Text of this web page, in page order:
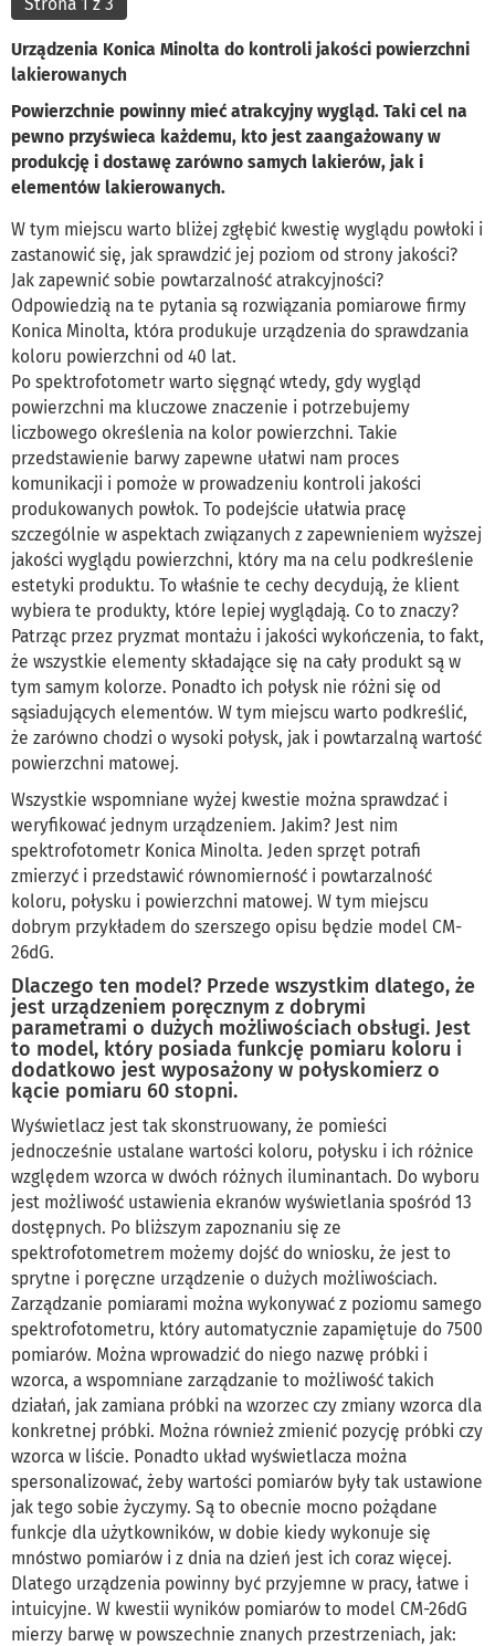
Urządzenia Konica Minolta do kontroli jakości powierzchni
lakierowanych
Powierzchnie powinny mieć atrakcyjny wygląd. Taki cel na
pewno przyświeca każdemu, kto jest zaangażowany w
produkcję i dostawę zarówno samych lakierów, jak i
elementów lakierowanych.
W tym miejscu warto bliżej zgłębić kwestię wyglądu powłoki i
zastanowić się, jak sprawdzić jej poziom od strony jakości?
Jak zapewnić sobie powtarzalność atrakcyjności?
Odpowiedzią na te pytania są rozwiązania pomiarowe firmy
Konica Minolta, która produkuje urządzenia do sprawdzania
koloru powierzchni od 40 lat.
Po spektrofotometr warto sięgnąć wtedy, gdy wygląd
powierzchni ma kluczowe znaczenie i potrzebujemy
liczbowego określenia na kolor powierzchni. Takie
przedstawienie barwy zapewne ułatwi nam proces
komunikacji i pomoże w prowadzeniu kontroli jakości
produkowanych powłok. To podejście ułatwia pracę
szczególnie w aspektach związanych z zapewnieniem wyższej
jakości wyglądu powierzchni, który ma na celu podkreślenie
estetyki produktu. To właśnie te cechy decydują, że klient
wybiera te produkty, które lepiej wyglądają. Co to znaczy?
Patrząc przez pryzmat montażu i jakości wykończenia, to fakt,
że wszystkie elementy składające się na cały produkt są w
tym samym kolorze. Ponadto ich połysk nie różni się od
sąsiadujących elementów. W tym miejscu warto podkreślić,
że zarówno chodzi o wysoki połysk, jak i powtarzalną wartość
powierzchni matowej.
Wszystkie wspomniane wyżej kwestie można sprawdzać i
weryfikować jednym urządzeniem. Jakim? Jest nim
spektrofotometr Konica Minolta. Jeden sprzęt potrafi
zmierzyć i przedstawić równomierność i powtarzalność
koloru, połysku i powierzchni matowej. W tym miejscu
dobrym przykładem do szerszego opisu będzie model CM-
26dG.
Dlaczego ten model? Przede wszystkim dlatego, że
jest urządzeniem poręcznym z dobrymi
parametrami o dużych możliwościach obsługi. Jest
to model, który posiada funkcję pomiaru koloru i
dodatkowo jest wyposażony w połyskomierz o
kącie pomiaru 60 stopni.
Wyświetlacz jest tak skonstruowany, że pomieści
jednocześnie ustalane wartości koloru, połysku i ich różnice
względem wzorca w dwóch różnych iluminantach. Do wyboru
jest możliwość ustawienia ekranów wyświetlania spośród 13
dostępnych. Po bliższym zapoznaniu się ze
spektrofotometrem możemy dojść do wniosku, że jest to
sprytne i poręczne urządzenie o dużych możliwościach.
Zarządzanie pomiarami można wykonywać z poziomu samego
spektrofotometru, który automatycznie zapamiętuje do 7500
pomiarów. Można wprowadzić do niego nazwę próbki i
wzorca, a wspomniane zarządzanie to możliwość takich
działań, jak zamiana próbki na wzorzec czy zmiany wzorca dla
konkretnej próbki. Można również zmienić pozycję próbki czy
wzorca w liście. Ponadto układ wyświetlacza można
spersonalizować, żeby wartości pomiarów były tak ustawione
jak tego sobie życzymy. Są to obecnie mocno pożądane
funkcje dla użytkowników, w dobie kiedy wykonuje się
mnóstwo pomiarów i z dnia na dzień jest ich coraz więcej.
Dlatego urządzenia powinny być przyjemne w pracy, łatwe i
intuicyjne. W kwestii wyników pomiarów to model CM-26dG
mierzy barwę w powszechnie znanych przestrzeniach, jak: